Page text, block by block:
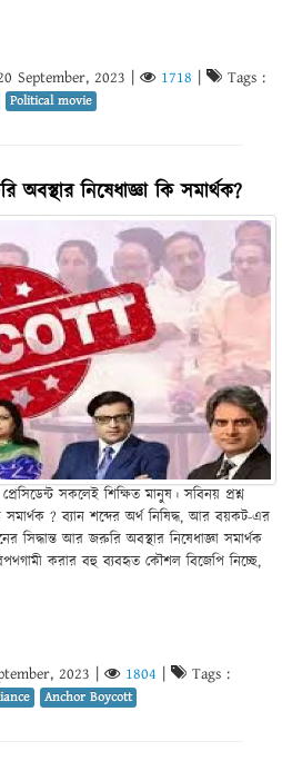
September, 2023 | 1718 | Tags :
Political movie
অবস্থার নিষেধাজ্ঞা কি সমার্থক?
সকলেই শিক্ষিত মানুষ। সবিনয় প্রশ্ন
? ব্যান শব্দের অর্থ নিষিদ্ধ, আর বয়কট-এর
সিদ্ধান্ত আর জরুরি অবস্থার নিষেধাজ্ঞা সমার্থক
করার বহু ব্যবহৃত কৌশল বিজেপি নিচ্ছে,
2023 | 1804 | Tags :
Anchor Boycott